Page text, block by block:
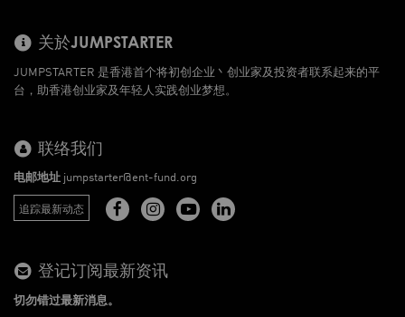
关於JUMPSTARTER
JUMPSTARTER 是香港首个将初创企业丶创业家及投资者联系起来的平
台，助香港创业家及年轻人实践创业梦想。
联络我们
电邮地址 jumpstarter@ent-fund.org
追踪最新动态
登记订阅最新资讯
切勿错过最新消息。